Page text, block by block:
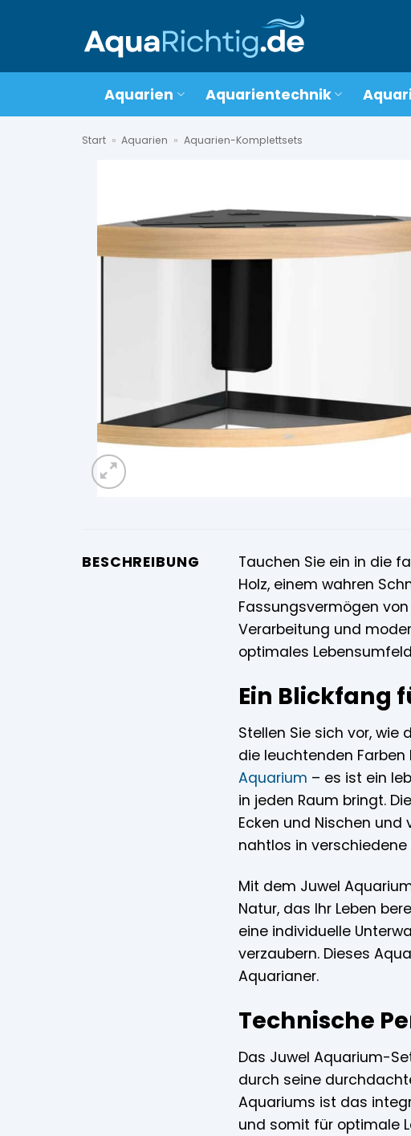
Aquarien Aquarientechnik
Start » Aquarien » Aquarien-Komplettsets
BESCHREIBUNG
Tauchen Sie ein in die
Holz, einem wahren
Fassungsvermögen
Verarbeitung und
optimales
Ein Blickfang
Stellen Sie sich vor,
die leuchtenden Farben
Aquarium – es ist ein
in jeden Raum bringt.
Ecken und Nischen und
nahtlos in
Mit dem Juwel
Natur, das Ihr Leben
eine individuelle
verzaubern. Dieses
Aquarianer.
Technische
Das Juwel Aquarium-
durch seine
Aquariums ist das
und somit für optimale